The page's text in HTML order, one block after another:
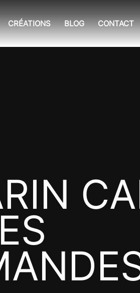
CRÉATIONS BLOG CONTACT